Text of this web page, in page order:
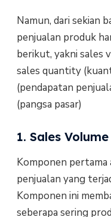
Namun, dari sekian
penjualan produk
berikut, yakni sales
sales quantity
(pendapatan
(pangsa pasar)
1. Sales
Komponen
penjualan yang
Komponen ini
seberapa sering